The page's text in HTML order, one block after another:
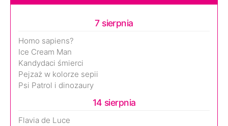
7 sierpnia
Homo sapiens?
Ice Cream Man
Kandydaci śmierci
Pejzaż w kolorze sepii
Psi Patrol i dinozaury
14 sierpnia
Flavia de Luce